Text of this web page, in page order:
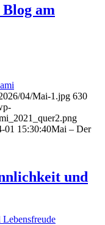
am
04/Mai-1.jpg 630
01 15:30:40Mai – Der
und